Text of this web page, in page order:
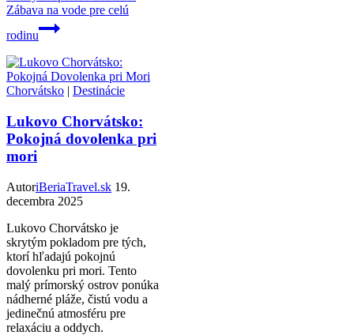
Zábava na vode pre celú
rodinu
Chorvátsko | Destinácie
Lukovo Chorvátsko:
Pokojná dovolenka pri
mori
AutoriBeriaTravel.sk 19.
decembra 2025
Lukovo Chorvátsko je
skrytým pokladom pre tých,
ktorí hľadajú pokojnú
dovolenku pri mori. Tento
malý prímorský ostrov ponúka
nádherné pláže, čistú vodu a
jedinečnú atmosféru pre
relaxáciu a oddych.